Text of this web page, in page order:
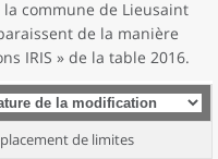
la commune de Lieusaint
de la manière
IRIS » de la table 2016.
de limites